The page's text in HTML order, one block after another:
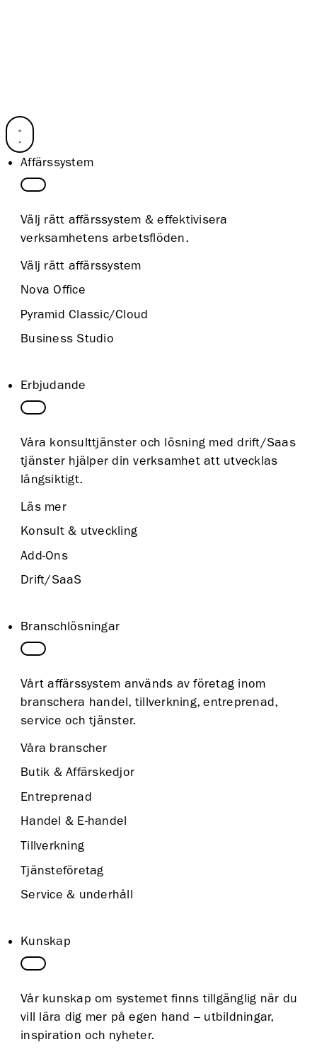
Affärssystem
Välj rätt affärssystem & effektivisera
verksamhetens arbetsflöden.
Välj rätt affärssystem
Nova Office
Pyramid Classic/Cloud
Business Studio
Erbjudande
Våra konsulttjänster och lösning med drift/Saas
tjänster hjälper din verksamhet att utvecklas
långsiktigt.
Läs mer
Konsult & utveckling
Add-Ons
Drift/SaaS
Branschlösningar
Vårt affärssystem används av företag inom
branschera handel, tillverkning, entreprenad,
service och tjänster.
Våra branscher
Butik & Affärskedjor
Entreprenad
Handel & E-handel
Tillverkning
Tjänsteföretag
Service & underhåll
Kunskap
Vår kunskap om systemet finns tillgänglig när du
vill lära dig mer på egen hand – utbildningar,
inspiration och nyheter.